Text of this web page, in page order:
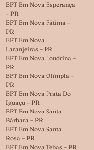
EFT Em Nova Esperança
– PR
EFT Em Nova Fátima –
PR
EFT Em Nova
Laranjeiras – PR
EFT Em Nova Londrina –
PR
EFT Em Nova Olímpia –
PR
EFT Em Nova Prata Do
Iguaçu – PR
EFT Em Nova Santa
Bárbara – PR
EFT Em Nova Santa
Rosa – PR
EFT Em Nova Tebas – PR